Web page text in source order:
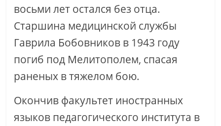
восьми лет остался без отца.
Старшина медицинской службы
Гаврила Бобовников в 1943 году
погиб под Мелитополем, спасая
раненых в тяжелом бою.
Окончив факультет иностранных
языков педагогического института в